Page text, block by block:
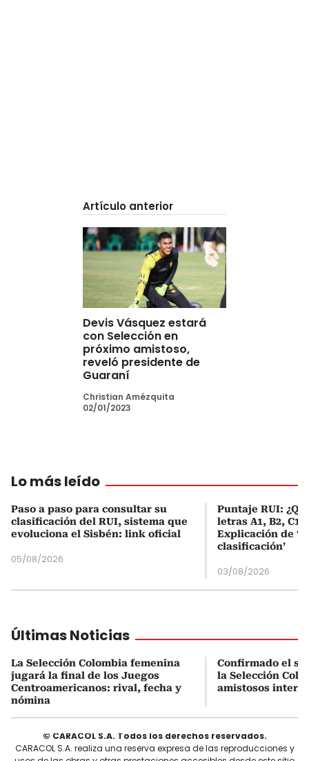
Artículo anterior
Devis Vásquez estará
con Selección en
próximo amistoso,
reveló presidente de
Guaraní
Christian Amézquita
02/01/2023
Lo más leído
Paso a paso para consultar su
clasificación del RUI, sistema que
evoluciona el Sisbén: link oficial
05/08/2026
Puntaje RUI:
letras A1, B2, C1
Explicación de
clasificación’
03/08/2026
Últimas Noticias
La Selección Colombia femenina
jugará la final de los Juegos
Centroamericanos: rival, fecha y
nómina
Confirmado el
la Selección
amistosos
© CARACOL S.A. Todos los derechos reservados.
CARACOL S.A. realiza una reserva expresa de las reproducciones y